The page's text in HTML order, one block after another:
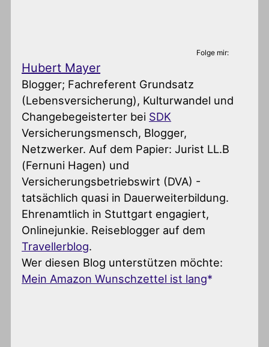
Folge mir:
Hubert Mayer
Blogger; Fachreferent Grundsatz
(Lebensversicherung), Kulturwandel und
Changebegeisterter bei SDK
Versicherungsmensch, Blogger,
Netzwerker. Auf dem Papier: Jurist LL.B
(Fernuni Hagen) und
Versicherungsbetriebswirt (DVA) -
tatsächlich quasi in Dauerweiterbildung.
Ehrenamtlich in Stuttgart engagiert,
Onlinejunkie. Reiseblogger auf dem
Travellerblog.
Wer diesen Blog unterstützen möchte:
Mein Amazon Wunschzettel ist lang